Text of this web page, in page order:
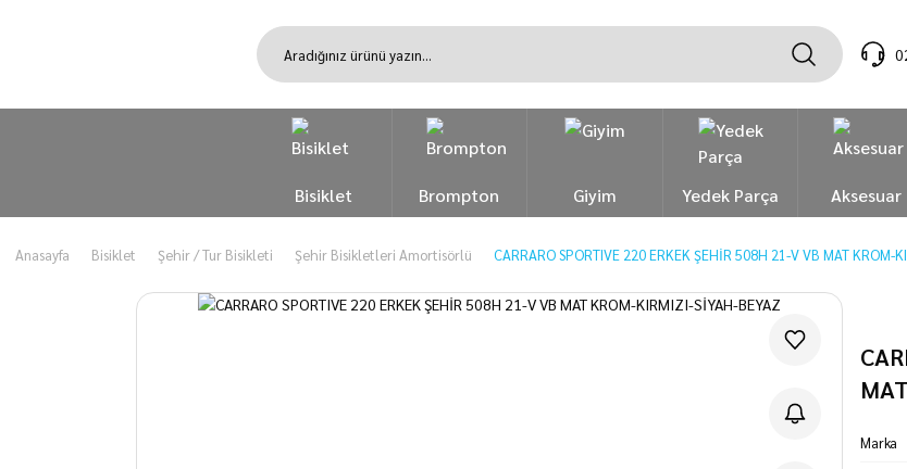
Bisiklet Brompton Giyim Yedek Parça Aksesuar
Anasayfa Bisiklet Şehir / Tur Bisikleti Şehir Bisikletleri Amortisörlü CARRARO SPORTIVE 220 ERKEK ŞEHİR 508H 21-V VB MAT KROM-
Marka